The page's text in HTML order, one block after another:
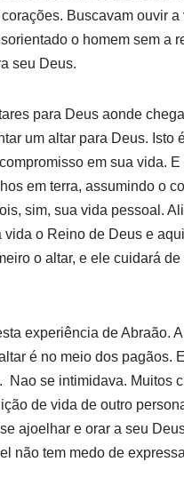
Buscavam ouvir
o homem sem a
seu Deus.
para Deus aonde
um altar para Deus. Isto
em sua vida.
em terra, assumindo o
sim, sua vida pessoal.
o Reino de Deus e
o altar, e ele cuidará
experiência de Abraão.
é no meio dos pagãos.
se intimidava. Muitos
de vida de outro
ajoelhar e orar a seu
não tem medo de